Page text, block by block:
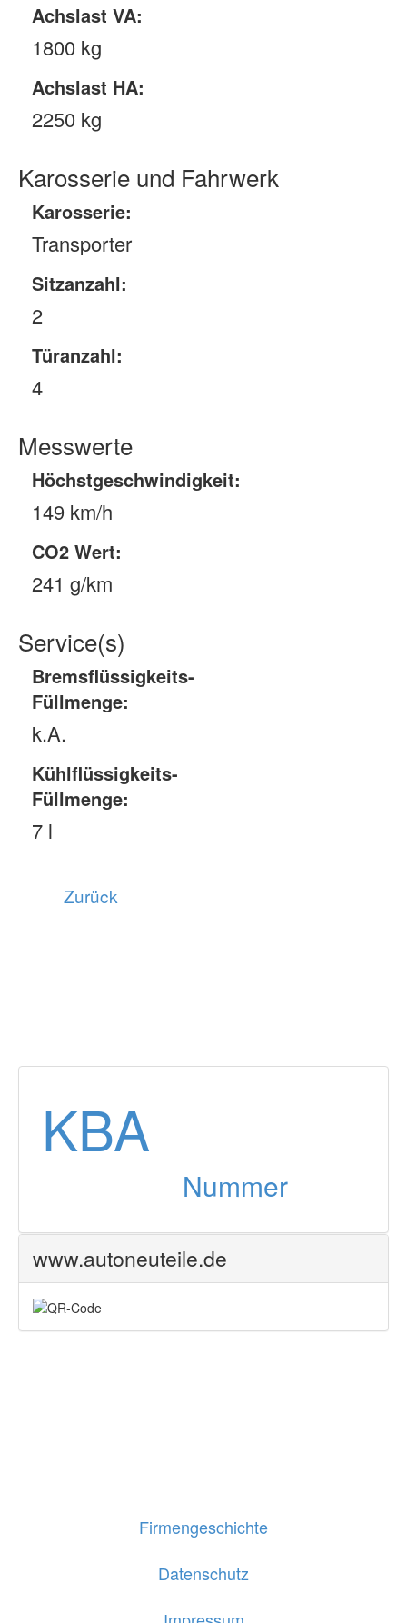
Achslast VA:
1800 kg
Achslast HA:
2250 kg
Karosserie und Fahrwerk
Karosserie:
Transporter
Sitzanzahl:
2
Türanzahl:
4
Messwerte
Höchstgeschwindigkeit:
149 km/h
CO2 Wert:
241 g/km
Service(s)
Bremsflüssigkeits-
Füllmenge:
k.A.
Kühlflüssigkeits-
Füllmenge:
7 l
Zurück
KBA
Nummer
www.autoneuteile.de
Firmengeschichte
Datenschutz